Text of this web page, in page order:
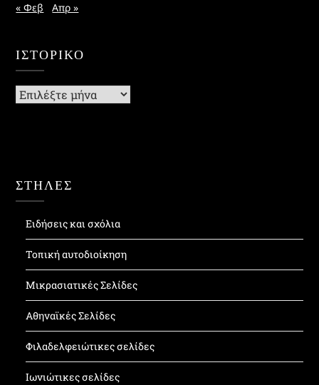
« Φεβ
Απρ »
ΙΣΤΟΡΙΚΌ
Ιστορικό
ΣΤΗΛΕΣ
Ειδήσεις και σχόλια
Τοπική αυτοδιοίκηση
Μικρασιατικές Σελίδες
Αθηναϊκές Σελίδες
Φιλαδελφειώτικες σελίδες
Ιωνιώτικες σελίδες